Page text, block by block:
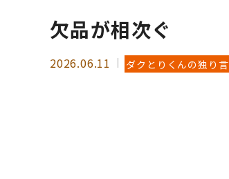
欠品が相次ぐ
2026.06.11 ダクとりくんの独り言